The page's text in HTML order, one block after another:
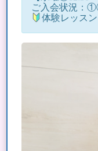
ご入会状況：
体験レッス